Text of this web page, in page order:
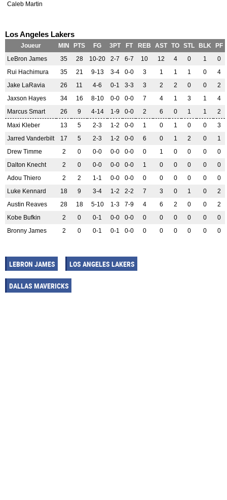
Caleb Martin
Los Angeles Lakers
Joueur MIN PTS FG 3PT FT REB AST TO STL BLK
PF
LeBron James
35 28 10-20 2-7 6-7 10 12 4 0 1
0
Rui Hachimura
35 21 9-13 3-4 0-0 3 1 1 1 0
4
Jake LaRavia
26 11 4-6 0-1 3-3 3 2 2 0 0
2
Jaxson Hayes
34 16 8-10 0-0 0-0 7 4 1 3 1
4
Marcus Smart
26 9 4-14 1-9 0-0 2 6 0 1 1
2
Maxi Kleber
13 5 2-3 1-2 0-0 1 0 1 0 0
3
Jarred Vanderbilt
17 5 2-3 1-2 0-0 6 0 1 2 0
1
Drew Timme
2 0 0-0 0-0 0-0 0 1 0 0 0
0
Dalton Knecht
2 0 0-0 0-0 0-0 1 0 0 0 0
0
Adou Thiero
2 2 1-1 0-0 0-0 0 0 0 0 0
0
Luke Kennard
18 9 3-4 1-2 2-2 7 3 0 1 0
2
Austin Reaves
28 18 5-10 1-3 7-9 4 6 2 0 0
2
Kobe Bufkin
2 0 0-1 0-0 0-0 0 0 0 0 0
0
Bronny James
2 0 0-1 0-1 0-0 0 0 0 0 0 0
LEBRON JAMES LOS ANGELES LAKERS
DALLAS MAVERICKS